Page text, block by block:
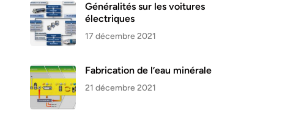
Généralités sur les voitures
électriques
17 décembre 2021
Fabrication de l’eau minérale
21 décembre 2021